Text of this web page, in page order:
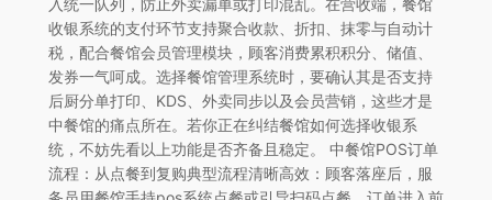
收银系统的支付环节支持聚合收款、折扣、抹零与自动计
税，配合餐馆会员管理模块，顾客消费累积积分、储值、
发券一气呵成。选择餐馆管理系统时，要确认其是否支持
后厨分单打印、KDS、外卖同步以及会员营销，这些才是
中餐馆的痛点所在。若你正在纠结餐馆如何选择收银系
统，不妨先看以上功能是否齐备且稳定。 中餐馆POS订单
流程：从点餐到复购典型流程清晰高效：顾客落座后，服